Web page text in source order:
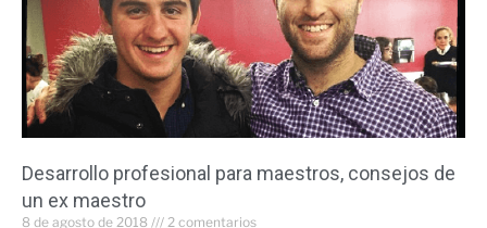
Desarrollo profesional para maestros, consejos de
un ex maestro
8 de agosto de 2018 2 comentarios